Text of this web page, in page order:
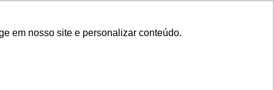
em nosso site e personalizar conteúdo.
em nosso site e personalizar conteúdo.